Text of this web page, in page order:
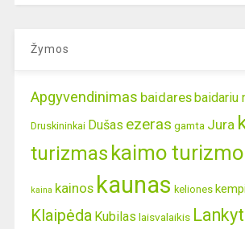
Žymos
Apgyvendinimas baidaresbaidariu
Druskininkai Dušas ezeras gamta Jura
turizmas kaimo
kaina kainos kaunas keliones
Klaipėda Kubilas laisvalaikis